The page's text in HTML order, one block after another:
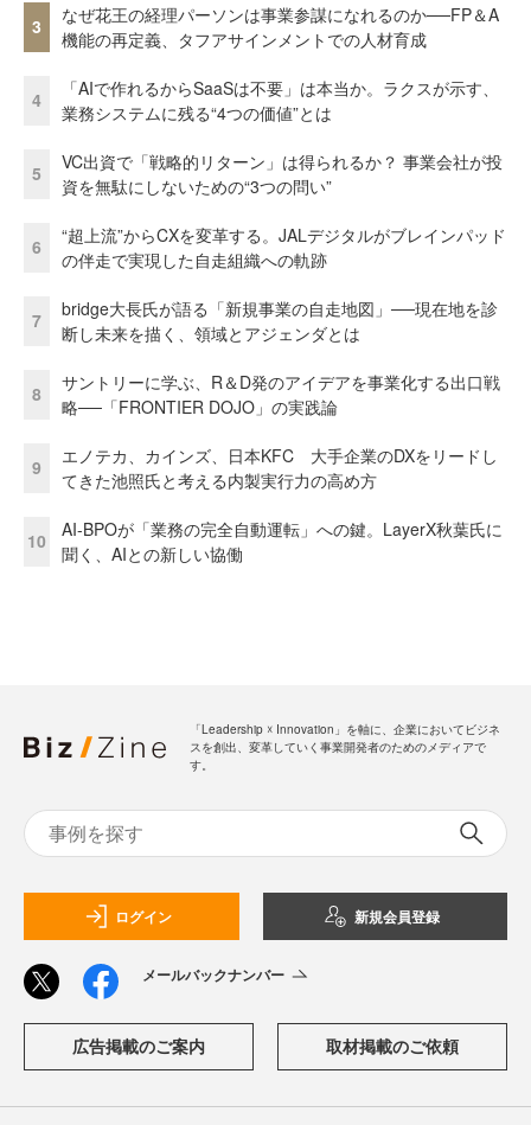
3
なぜ花王の経理パーソンは事業参謀になれるのか──FP＆A
機能の再定義、タフアサインメントでの人材育成
4
「AIで作れるからSaaSは不要」は本当か。ラクスが示す、
業務システムに残る“4つの価値”とは
5
VC出資で「戦略的リターン」は得られるか？ 事業会社が投
資を無駄にしないための“3つの問い”
6
“超上流”からCXを変革する。JALデジタルがブレインパッド
の伴走で実現した自走組織への軌跡
7
bridge大長氏が語る「新規事業の自走地図」──現在地を診
断し未来を描く、領域とアジェンダとは
8
サントリーに学ぶ、R＆D発のアイデアを事業化する出口戦
略──「FRONTIER DOJO」の実践論
9
エノテカ、カインズ、日本KFC 大手企業のDXをリードし
てきた池照氏と考える内製実行力の高め方
10
AI-BPOが「業務の完全自動運転」への鍵。LayerX秋葉氏に
聞く、AIとの新しい協働
「Leadership ☓ Innovation」を軸に、企業においてビジネ
スを創出、変革していく事業開発者のためのメディアで
す。
ログイン 新規会員登録
メールバックナンバー
広告掲載のご案内 取材掲載のご依頼